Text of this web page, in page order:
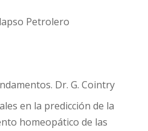
Petrolero
Dr. G. Cointry
en la predicción de la
homeopático de las